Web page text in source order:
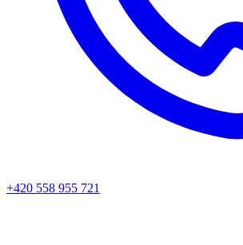
+420 558 955 721